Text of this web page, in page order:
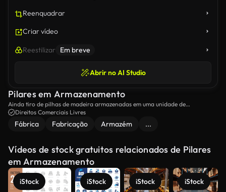
Reenquadrar
Criar vídeo
Reestilizar Em breve
Abrir no AI Studio
Pilares em Armazenamento
Ainda tiro de pilhas de madeira armazenadas em uma unidade de
armazenamento.
Direitos Comerciais Livres
Fábrica Fabricação Armazém ...
Vídeos de stock gratuitos relacionados de Pilares
em Armazenamento
iStock iStock iStock iStock